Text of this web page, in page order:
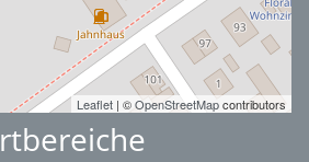
Leaflet | ©OpenStreetMapcontributors